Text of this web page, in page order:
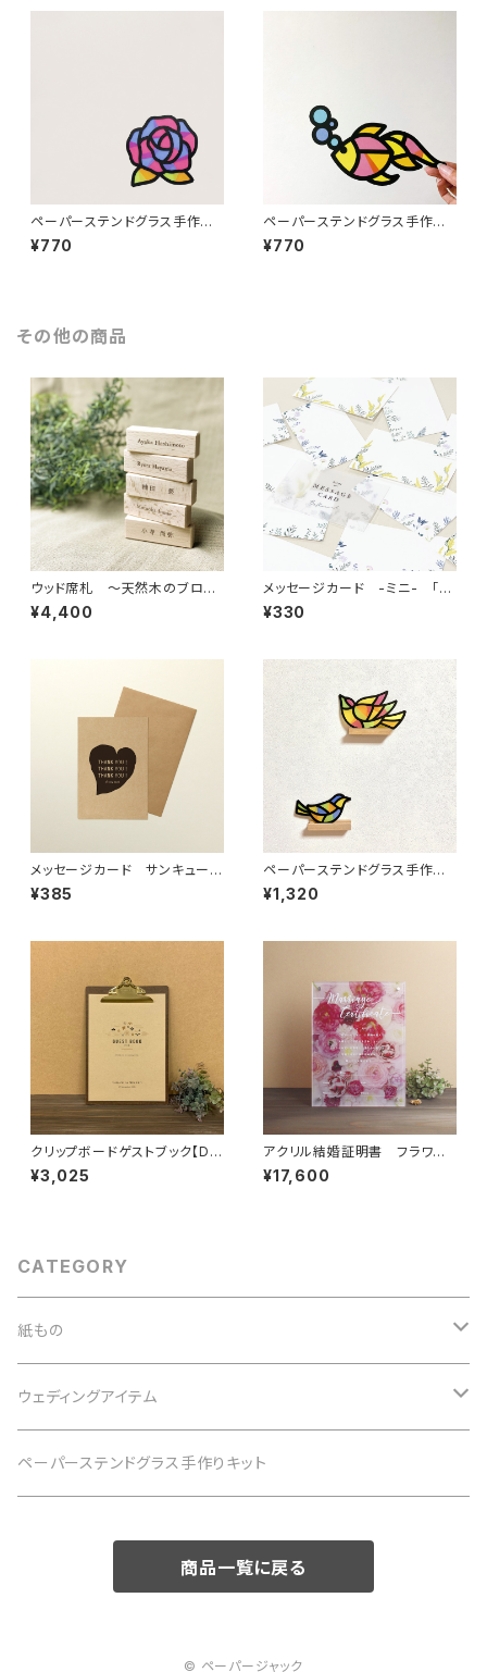
ペーパーステンドグラス手作り
キット（バラ）
¥770
ペーパーステンドグラス手作り
キット（きんぎょ）
¥770
その他の商品
ウッド席札 ～天然木のブロッ
ク席札・お名前印刷込み
¥4,400
メッセージカード -ミニ- 「ボ
タニカル」
¥330
メッセージカード サンキュー
「C」
¥385
ペーパーステンドグラス手作り
キット（とり）
¥1,320
クリップボードゲストブック【D】
クラフト
¥3,025
アクリル結婚証明書 フラワー
マゼンタ
¥17,600
CATEGORY
紙もの
紙の詰め合わせセット
メッセージカード・アソートセット
ウェディングアイテム
アクリル結婚証明書
木製ブロック席札
ペーパーステンドグラス手作りキット
商品一覧に戻る
© ペーパージャック